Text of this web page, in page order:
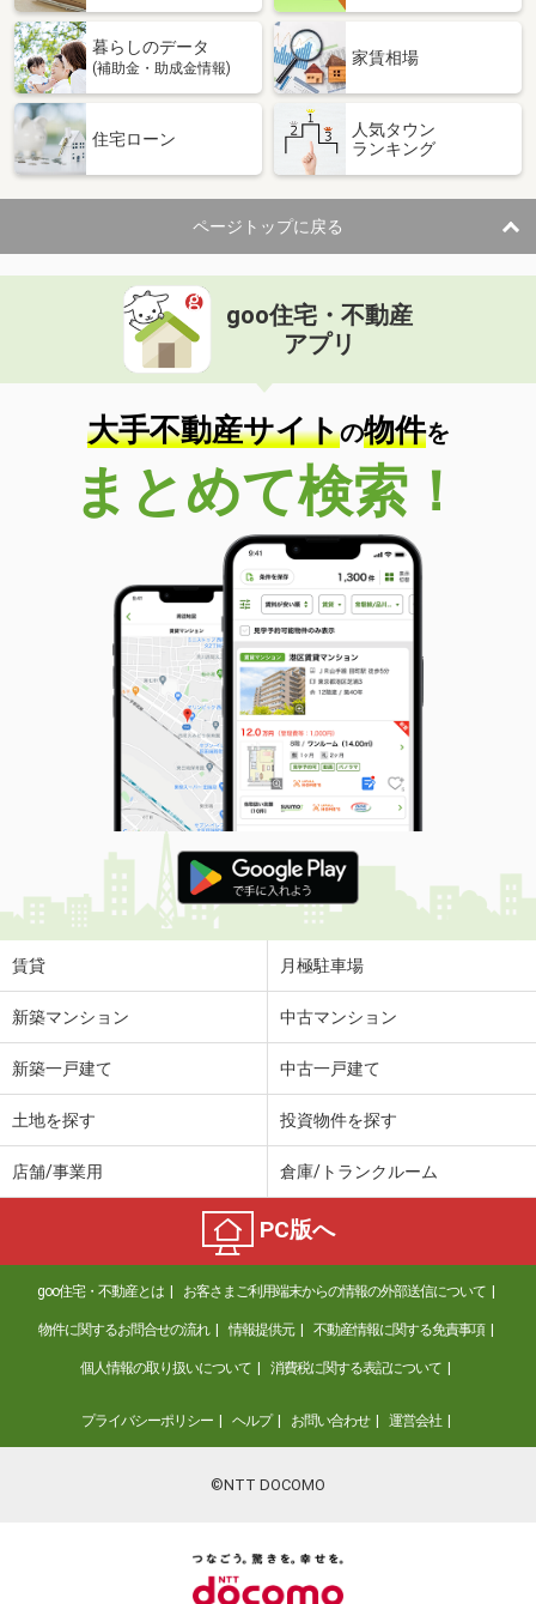
暮らしのデータ
(補助金・助成金情報)
家賃相場
住宅ローン
人気タウン
ランキング
ページトップに戻る
goo住宅・不動産
アプリ
大手不動産サイトの物件を
まとめて検索！
賃貸 月極駐車場
新築マンション 中古マンション
新築一戸建て 中古一戸建て
土地を探す 投資物件を探す
店舗/事業用 倉庫/トランクルーム
PC版へ
goo住宅・不動産とは お客さまご利用端末からの情報の外部送信について
物件に関するお問合せの流れ 情報提供元 不動産情報に関する免責事項
個人情報の取り扱いについて 消費税に関する表記について
プライバシーポリシー ヘルプ お問い合わせ 運営会社
©NTT DOCOMO